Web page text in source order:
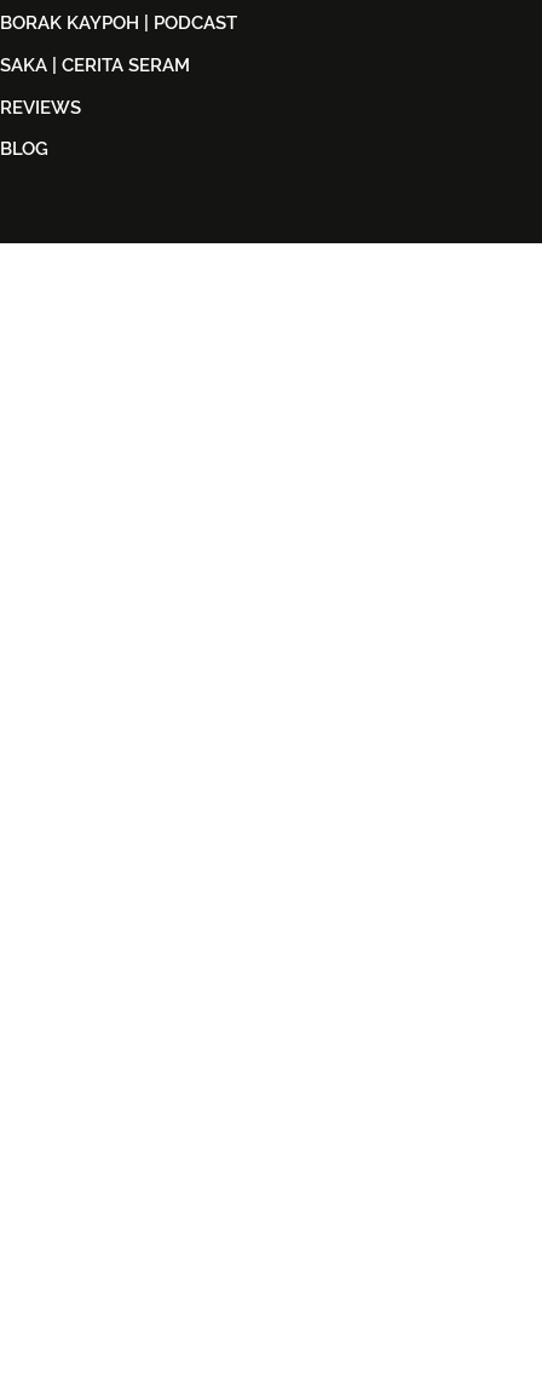
BORAK KAYPOH | PODCAST
SAKA | CERITA SERAM
REVIEWS
BLOG